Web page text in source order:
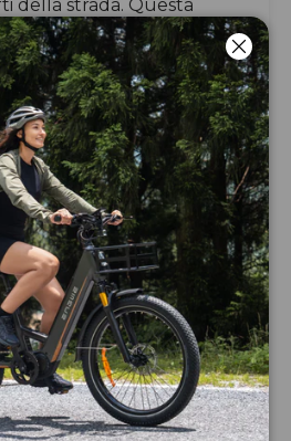
della strada. Questa
ha il tasto Boost che,
precedenza, imprime
fino a 75 Nm di
di coppia che migliora la
Ottima l’autonomia della
e solo due ore per una